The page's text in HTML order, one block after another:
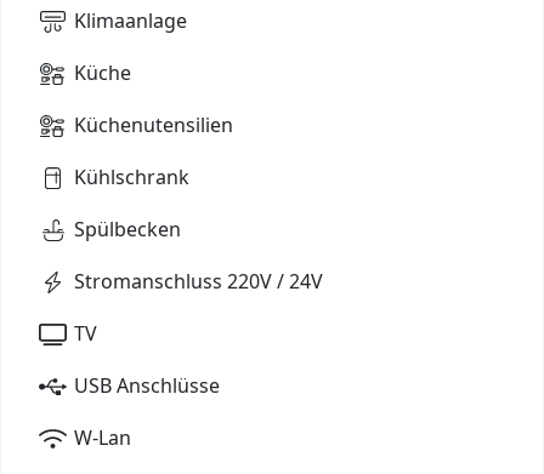
Klimaanlage
Küche
Küchenutensilien
Kühlschrank
Spülbecken
Stromanschluss 220V / 24V
TV
USB Anschlüsse
W-Lan